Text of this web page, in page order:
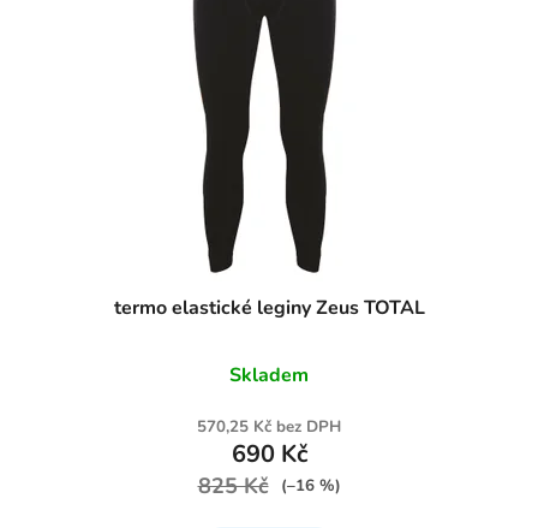
termo elastické leginy Zeus TOTAL
Skladem
570,25 Kč bez DPH
690 Kč
825 Kč (–16 %)